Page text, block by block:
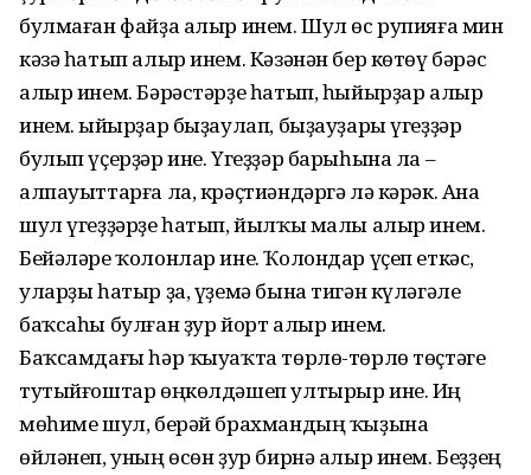
булмаған файҙа алыр инем. Шул өс рупияға мин
кәзә һатып алыр инем. Кәзәнән бер көтөү бәрәс
алыр инем. Бәрәстәрҙе һатып, һыйырҙар алыр
инем. Һыйырҙар быҙаулап, быҙауҙары үгеҙҙәр
булып үҫерҙәр ине. Үгеҙҙәр барыһына ла –
алпауыттарға ла, крәҫтиәндәргә лә кәрәк. Ана
шул үгеҙҙәрҙе һатып, йылҡы малы алыр инем.
Бейәләре ҡолонлар ине. Ҡолондар үҫеп еткәс,
уларҙы һатыр ҙа, үҙемә бына тигән күләгәле
баҡсаһы булған ҙур йорт алыр инем.
Баҡсамдағы һәр ҡыуаҡта төрлө-төрлө төҫтәге
тутыйғоштар өңкөлдәшеп ултырыр ине. Иң
мөһиме шул, берәй брахмандың ҡыҙына
өйләнеп, уның өсөн ҙур бирнә алыр инем. Беҙҙең